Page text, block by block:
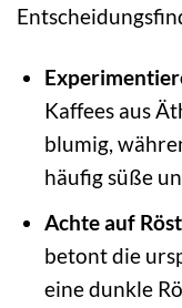
Kaffees aus
blumig,
häufig süße
Achte auf
betont die
eine dunkle